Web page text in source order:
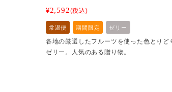
¥2,592 税込
常温便 期間限定 ゼリー
各地の厳選したフルーツを使った色とりど
ゼリー。人気のある贈り物。